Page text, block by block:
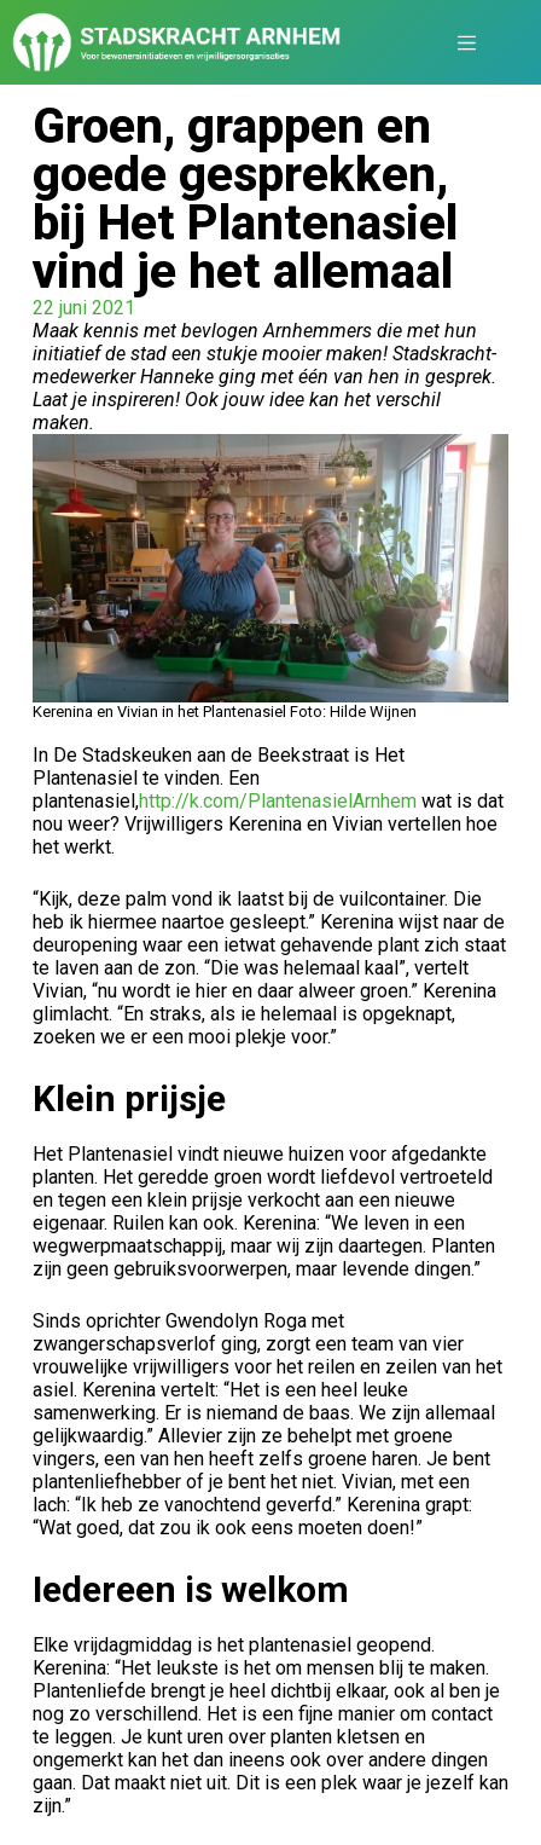
Groen, grappen en
goede gesprekken,
bij Het Plantenasiel
vind je het allemaal
22 juni 2021
Maak kennis met bevlogen Arnhemmers die met hun
initiatief de stad een stukje mooier maken! Stadskracht-
medewerker Hanneke ging met één van hen in gesprek.
Laat je inspireren! Ook jouw idee kan het verschil
maken.
Kerenina en Vivian in het Plantenasiel Foto: Hilde Wijnen
In De Stadskeuken aan de Beekstraat is Het
Plantenasiel te vinden. Een
plantenasiel,http://k.com/PlantenasielArnhemwat is dat
nou weer? Vrijwilligers Kerenina en Vivian vertellen hoe
het werkt.
“Kijk, deze palm vond ik laatst bij de vuilcontainer. Die
heb ik hiermee naartoe gesleept.” Kerenina wijst naar de
deuropening waar een ietwat gehavende plant zich staat
te laven aan de zon. “Die was helemaal kaal”, vertelt
Vivian, “nu wordt ie hier en daar alweer groen.” Kerenina
glimlacht. “En straks, als ie helemaal is opgeknapt,
zoeken we er een mooi plekje voor.”
Klein prijsje
Het Plantenasiel vindt nieuwe huizen voor afgedankte
planten. Het geredde groen wordt liefdevol vertroeteld
en tegen een klein prijsje verkocht aan een nieuwe
eigenaar. Ruilen kan ook. Kerenina: “We leven in een
wegwerpmaatschappij, maar wij zijn daartegen. Planten
zijn geen gebruiksvoorwerpen, maar levende dingen.”
Sinds oprichter Gwendolyn Roga met
zwangerschapsverlof ging, zorgt een team van vier
vrouwelijke vrijwilligers voor het reilen en zeilen van het
asiel. Kerenina vertelt: “Het is een heel leuke
samenwerking. Er is niemand de baas. We zijn allemaal
gelijkwaardig.” Allevier zijn ze behelpt met groene
vingers, een van hen heeft zelfs groene haren. Je bent
plantenliefhebber of je bent het niet. Vivian, met een
lach: “Ik heb ze vanochtend geverfd.” Kerenina grapt:
“Wat goed, dat zou ik ook eens moeten doen!”
Iedereen is welkom
Elke vrijdagmiddag is het plantenasiel geopend.
Kerenina: “Het leukste is het om mensen blij te maken.
Plantenliefde brengt je heel dichtbij elkaar, ook al ben je
nog zo verschillend. Het is een fijne manier om contact
te leggen. Je kunt uren over planten kletsen en
ongemerkt kan het dan ineens ook over andere dingen
gaan. Dat maakt niet uit. Dit is een plek waar je jezelf kan
zijn.”